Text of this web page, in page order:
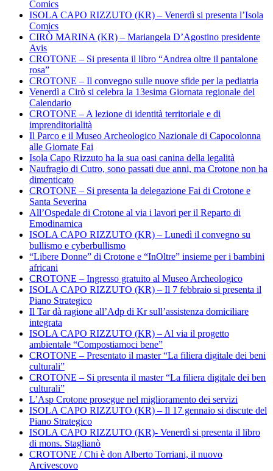
Comics
ISOLA CAPO RIZZUTO (KR) – Venerdì si presenta l’Isola
Comics
CIRÒ MARINA (KR) – Mariangela D’Agostino presidente
Avis
CROTONE – Si presenta il libro “Andrea oltre il pantalone
rosa”
CROTONE – Il convegno sulle nuove sfide per la pediatria
Venerdì a Cirò si celebra la 13esima Giornata regionale del
Calendario
CROTONE – A lezione di identità territoriale e di
imprenditorialità
Il Parco e il Museo Archeologico Nazionale di Capocolonna
alle Giornate Fai
Isola Capo Rizzuto ha la sua oasi canina della legalità
Naufragio di Cutro, sono passati due anni, ma Crotone non ha
dimenticato
CROTONE – Si presenta la delegazione Fai di Crotone e
Santa Severina
All’Ospedale di Crotone al via i lavori per il Reparto di
Emodinamica
ISOLA CAPO RIZZUTO (KR) – Lunedì il convegno su
bullismo e cyberbullismo
“Libere Donne” di Crotone e “InOltre” insieme per i bambini
africani
CROTONE – Ingresso gratuito al Museo Archeologico
ISOLA CAPO RIZZUTO (KR) – Il 7 febbraio si presenta il
Piano Strategico
Il Tar dà ragione all’Adp di Kr sull’assistenza domiciliare
integrata
ISOLA CAPO RIZZUTO (KR) – Al via il progetto
ambientale “Compostiamoci bene”
CROTONE – Presentato il master “La filiera digitale dei beni
culturali”
CROTONE – Si presenta il master “La filiera digitale dei ben
culturali”
L’Asp Crotone prosegue nel miglioramento dei servizi
ISOLA CAPO RIZZUTO (KR) – Il 17 gennaio si discute del
Piano Strategico
ISOLA CAPO RIZZUTO (KR)- Venerdì si presenta il libro
di mons. Staglianò
CROTONE / Chi è don Alberto Torriani, il nuovo
Arcivescovo